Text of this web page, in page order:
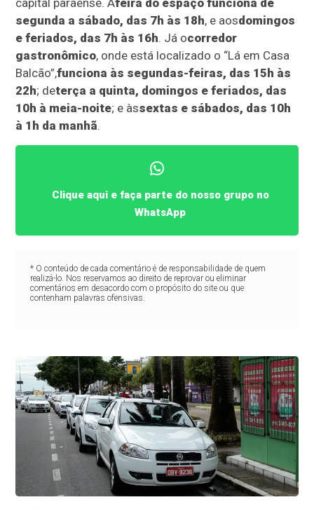
segunda a sábado, das 7h às 18h, e aosdomingos
e feriados, das 7h às 16h. Já ocorredor
gastronômico, onde está localizado o “Lá em Casa
Balcão”,funciona às segundas-feiras, das 15h às
22h; deterça a quinta, domingos e feriados, das
10h à meia-noite; e àssextas e sábados, das 10h
à 1h da manhã.
Clique aqui e faça parte do nosso grupo no
WhatsApp
* O conteúdo de cada comentário é de responsabilidade de quem
realizá-lo. Nos reservamos ao direito de reprovar ou eliminar
comentários em desacordo com o propósito do site ou que
contenham palavras ofensivas.